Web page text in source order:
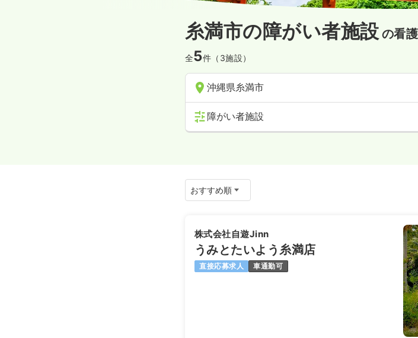
糸満市の障がい者施設 の看
全5件（3施設）
沖縄県糸満市
障がい者施設
株式会社自遊Jinn
うみとたいよう糸満店
直接応募求人 車通勤可